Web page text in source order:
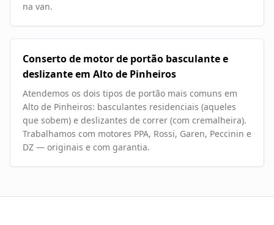
na van.
Conserto de motor de portão basculante e
deslizante em Alto de Pinheiros
Atendemos os dois tipos de portão mais comuns em
Alto de Pinheiros: basculantes residenciais (aqueles
que sobem) e deslizantes de correr (com cremalheira).
Trabalhamos com motores PPA, Rossi, Garen, Peccinin e
DZ — originais e com garantia.